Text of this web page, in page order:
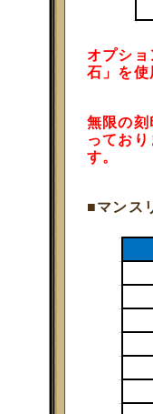
オプシ
石」を
無限の
ってお
す。
■マンス